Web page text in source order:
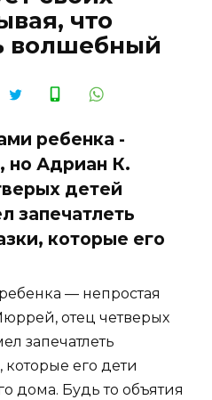
что
волшебный
ребенка -
но Адриан К.
детей
запечатлеть
которые его
— непростая
отец четверых
запечатлеть
его дети
дома. Будь то объятия